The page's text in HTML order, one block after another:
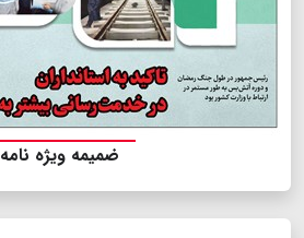
ضمیمه ویژه نامه